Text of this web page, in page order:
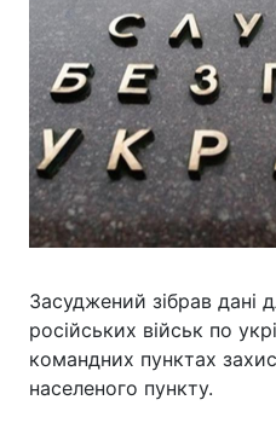
Засуджений зібрав дані
російських військ по
командних пунктах
населеного пункту.